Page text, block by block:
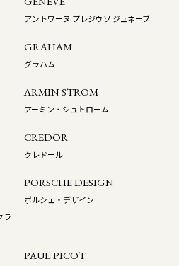
アントワーヌ プレジウソ ジュネーブ
GRAHAM
グラハム
ARMIN STROM
アーミン・シュトローム
CREDOR
クレドール
ラ
PORSCHE DESIGN
ポルシェ・デザイン
PAUL PICOT